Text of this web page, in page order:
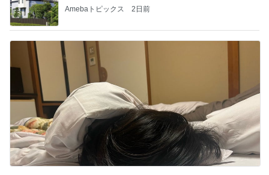
Amebaトピックス 2日前